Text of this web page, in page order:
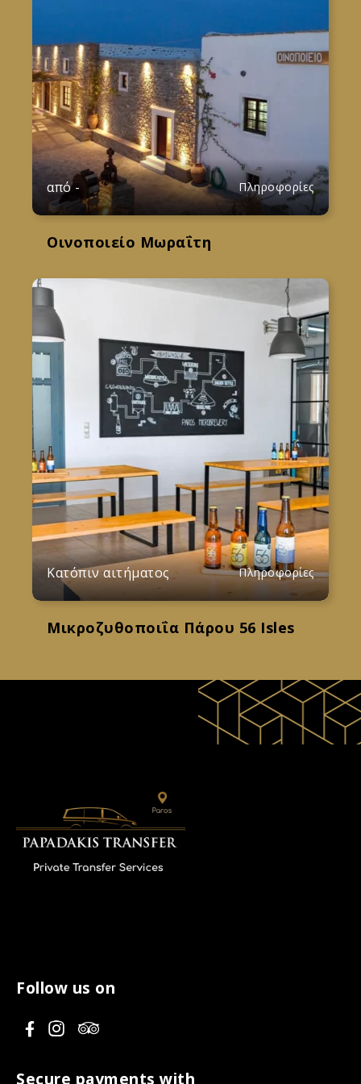
από- Πληροφορίες
Οινοποιείο Μωραΐτη
Κατόπιν αιτήματος Πληροφορίες
Μικροζυθοποιΐα Πάρου 56 Isles
Follow us on
V
V
V
s
Secure payments with